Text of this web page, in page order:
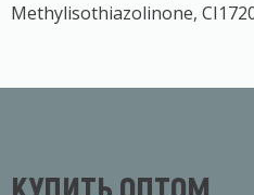
Methylisothiazolinone,